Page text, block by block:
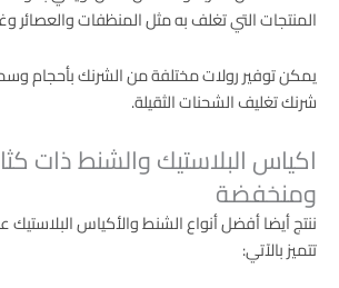
المنتجات التي تغلف به مثل المنظفات والعصائر
يمكن توفير رولات مختلفة من الشرنك بأحجام
شرنك تغليف الشحنات الثقيلة.
اكياس البلاستيك والشنط ذات
ومنخفضة
ننتج أيضا أفضل أنواع الشنط والأكياس البلاستيك
تتميز بالآتي: